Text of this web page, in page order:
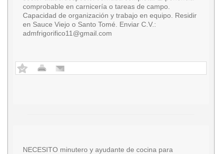
comprobable en carnicería o tareas de campo.
Capacidad de organización y trabajo en equipo. Residir
en Sauce Viejo o Santo Tomé. Enviar C.V.:
admfrigorifico11@gmail.com
NECESITO minutero y ayudante de cocina para